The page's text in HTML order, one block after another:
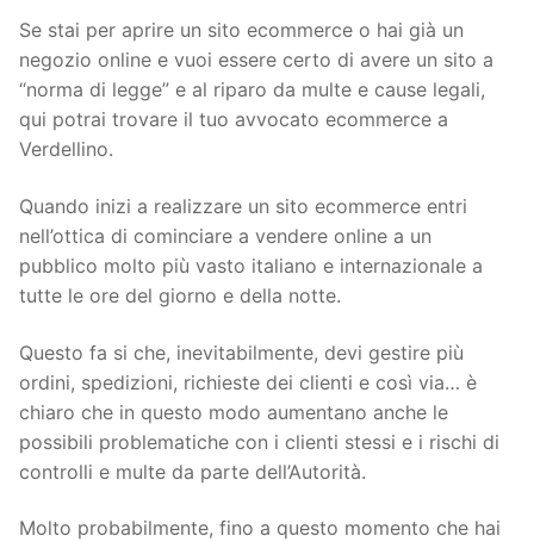
Se stai per aprire un sito ecommerce o hai già un
negozio online e vuoi essere certo di avere un sito a
“norma di legge” e al riparo da multe e cause legali,
qui potrai trovare il tuo avvocato ecommerce a
Verdellino.
Quando inizi a realizzare un sito ecommerce entri
nell’ottica di cominciare a vendere online a un
pubblico molto più vasto italiano e internazionale a
tutte le ore del giorno e della notte.
Questo fa si che, inevitabilmente, devi gestire più
ordini, spedizioni, richieste dei clienti e così via… è
chiaro che in questo modo aumentano anche le
possibili problematiche con i clienti stessi e i rischi di
controlli e multe da parte dell’Autorità.
Molto probabilmente, fino a questo momento che hai